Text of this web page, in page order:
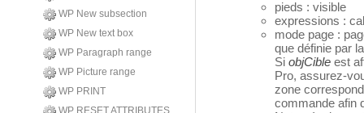
WP New subsection
WP New text box
WP Paragraph range
WP Picture range
WP PRINT
WP RESET ATTRIBUTES
pieds : visible
expressions :
mode page :
que définie par
Si objCible est
Pro, assurez-
zone
commande afin